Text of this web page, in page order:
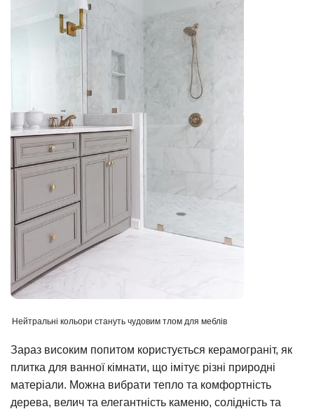
Нейтральні кольори стануть чудовим тлом для меблів
Зараз високим попитом користується керамограніт, як
плитка для ванної кімнати, що імітує різні природні
матеріали. Можна вибрати тепло та комфортність
дерева, велич та елегантність каменю, солідність та